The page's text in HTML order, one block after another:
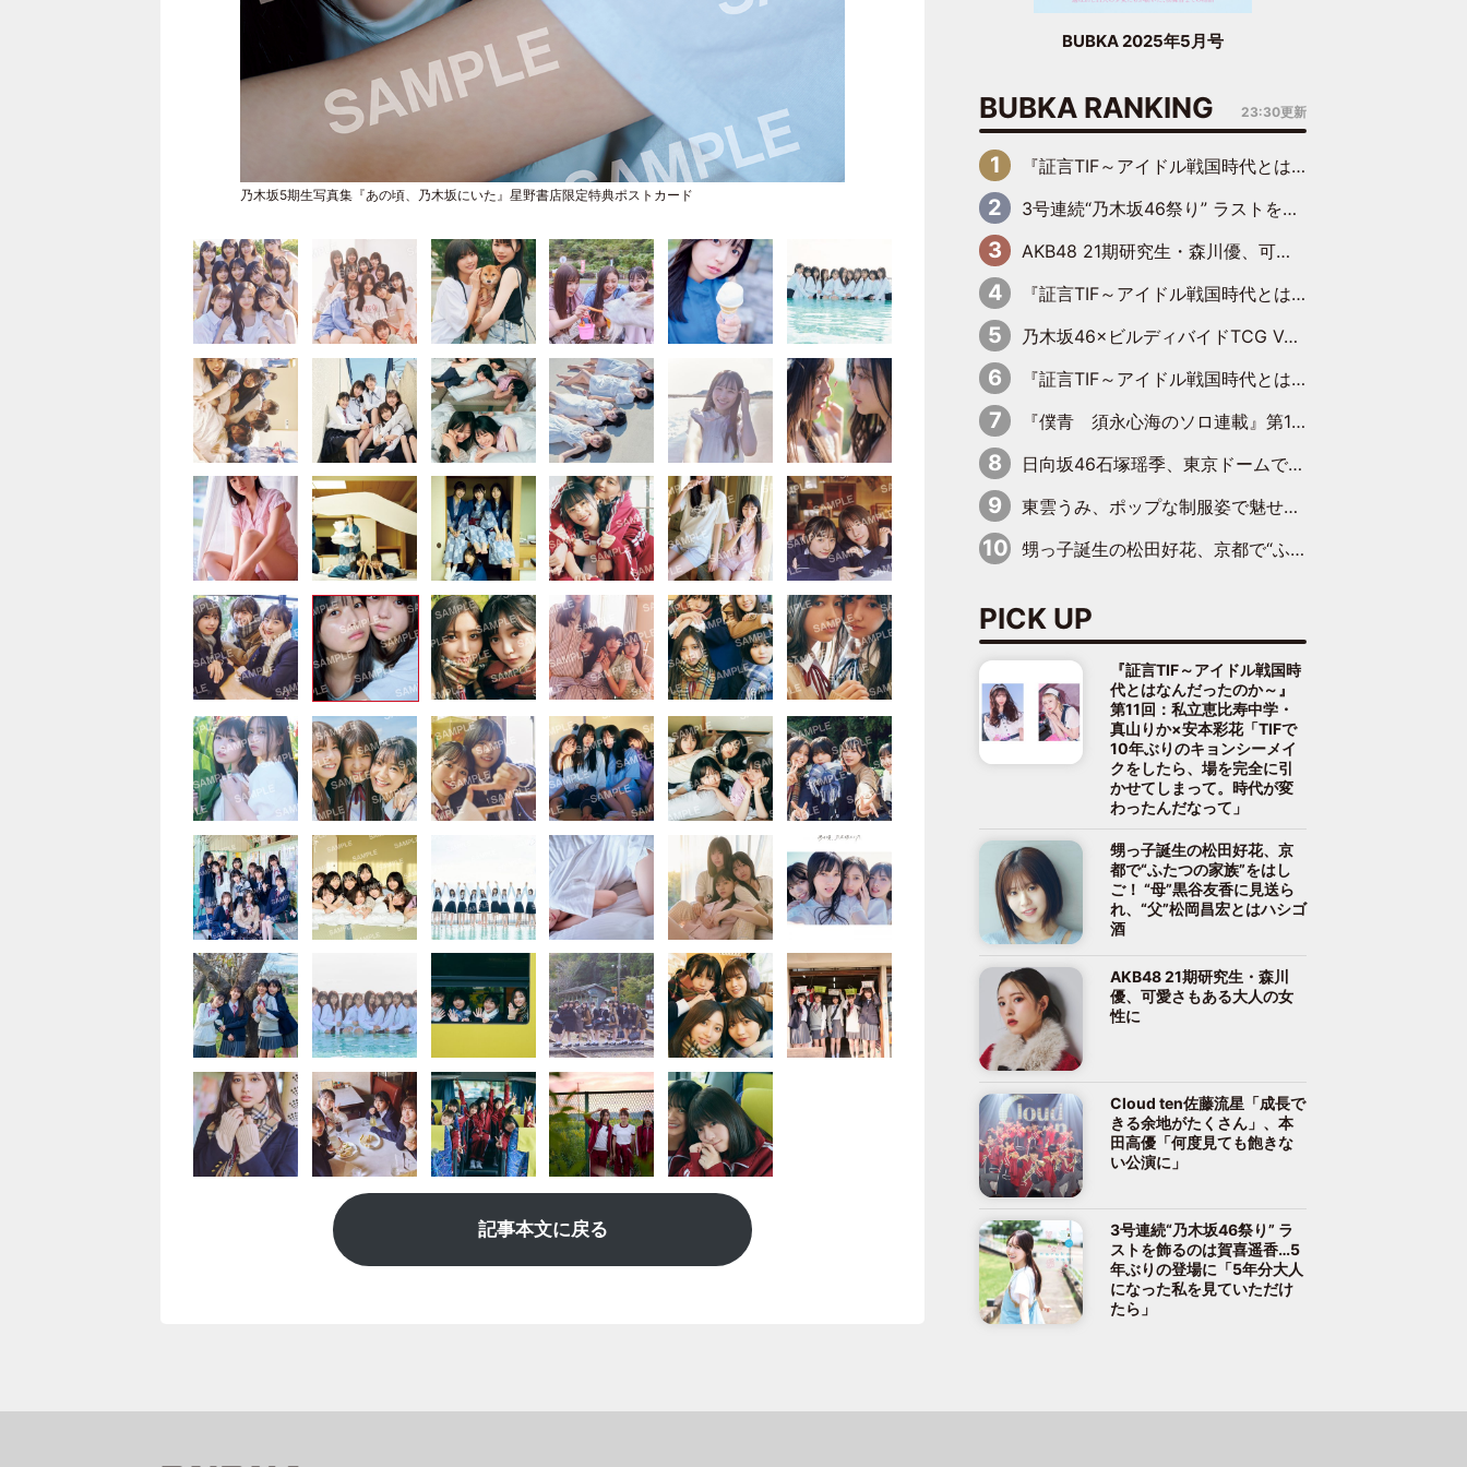
乃木坂5期生写真集『あの頃、乃木坂にいた』星野書店限定特典ポストカード
記事本文に戻る
BUBKA 2025年5月号
BUBKA RANKING 23:30更新
『証言TIF～アイドル戦国時代とはなんだったのか～』第6回：でんぱ組.inc・古川未鈴×相沢梨紗「『ハロプロやりたかったな』って言ったら、夢眠ねむさんに『てめえはでんぱ組．incなんだよ！』って肩パンされて(笑)」
3号連続“乃木坂46祭り” ラストを飾るのは賀喜遥香…5年ぶりの登場に「5年分大人になった私を見ていただけたら」
AKB48 21期研究生・森川優、可愛さもある大人の女性に
『証言TIF～アイドル戦国時代とはなんだったのか～』第10回：さくら学院・武藤彩未×飯田らうら「正直、中3で辞めるというのを信じてなくて。そう言われてはいたけど、嘘でしょって」
乃木坂46×ビルディバイドTCG Vol.2公開 賀喜遥香＆田村真佑が『京まふ』ステージに登壇
『証言TIF～アイドル戦国時代とはなんだったのか～』第11回：私立恵比寿中学・真山りか×安本彩花「TIFで10年ぶりのキョンシーメイクをしたら、場を完全に引かせてしまって。時代が変わったんだなって」
『僕青 須永心海のソロ連載』第18回：「バーゲンセールハンターみうな inしまむら」編
日向坂46石塚瑶季、東京ドームで“観戦バレ”！ ナイツ・塙も認めた「巨人に詳しすぎるアイドル」は元VENUSスクール生で杉内コーチ推し⁉
東雲うみ、ポップな制服姿で魅せる“東雲グリーン”の正体
甥っ子誕生の松田好花、京都で“ふたつの家族”をはしご！ “母”黒谷友香に見送られ、“父”松岡昌宏とはハシゴ酒
PICK UP
『証言TIF～アイドル戦国時
代とはなんだったのか～』
第11回：私立恵比寿中学・
真山りか×安本彩花「TIFで
10年ぶりのキョンシーメイ
クをしたら、場を完全に引
かせてしまって。時代が変
わったんだなって」
甥っ子誕生の松田好花、京
都で“ふたつの家族”をはし
ご！ “母”黒谷友香に見送ら
れ、“父”松岡昌宏とはハシゴ
酒
AKB48 21期研究生・森川
優、可愛さもある大人の女
性に
Cloud ten佐藤流星「成長で
きる余地がたくさん」、本
田高優「何度見ても飽きな
い公演に」
3号連続“乃木坂46祭り” ラ
ストを飾るのは賀喜遥香…5
年ぶりの登場に「5年分大人
になった私を見ていただけ
たら」